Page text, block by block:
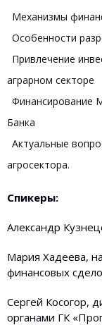
Механизмы
Особенности
Привлечение
аграрном секторе
Финансирование
Банка
Актуальные
агросектора.
Спикеры:
Александр
Мария Хадеева,
финансовых
Сергей Косогор,
органами ГК